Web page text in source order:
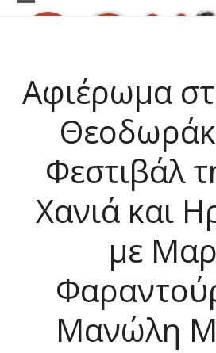
Skip
Open
Close
Αφιέρωμα
Φεστιβάλ
Χανιά και
με
Μανώλη